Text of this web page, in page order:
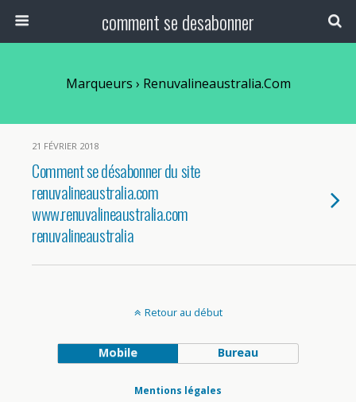
comment se desabonner
Marqueurs › Renuvalineaustralia.com
21 FÉVRIER 2018
Comment se désabonner du site
renuvalineaustralia.com
www.renuvalineaustralia.com
renuvalineaustralia
Retour au début
Mobile Bureau
Mentions légales